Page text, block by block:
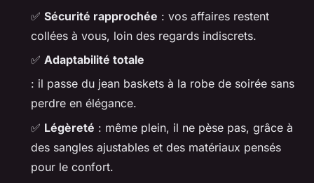
✅ Sécurité rapprochée : vos affaires restent
collées à vous, loin des regards indiscrets.
✅ Adaptabilité totale
: il passe du jean baskets à la robe de soirée sans
perdre en élégance.
✅ Légèreté : même plein, il ne pèse pas, grâce à
des sangles ajustables et des matériaux pensés
pour le confort.